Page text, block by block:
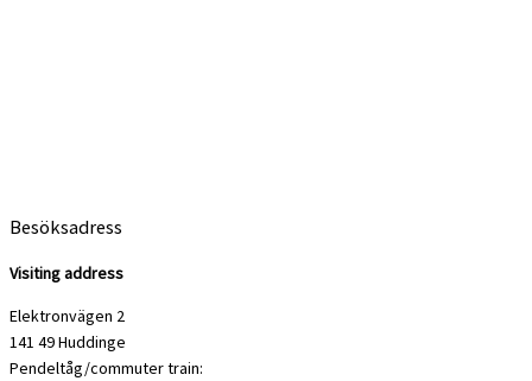
Besöksadress
Visiting address
Elektronvägen 2
141 49 Huddinge
Pendeltåg/commuter train: